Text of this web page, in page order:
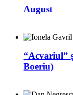
August
“Acvariul”
Boeriu)